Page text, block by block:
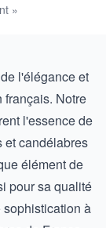
»
l'élégance et
français. Notre
l'essence de
et candélabres
élément de
pour sa qualité
à